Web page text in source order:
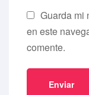
Guarda mi
en este
comente.